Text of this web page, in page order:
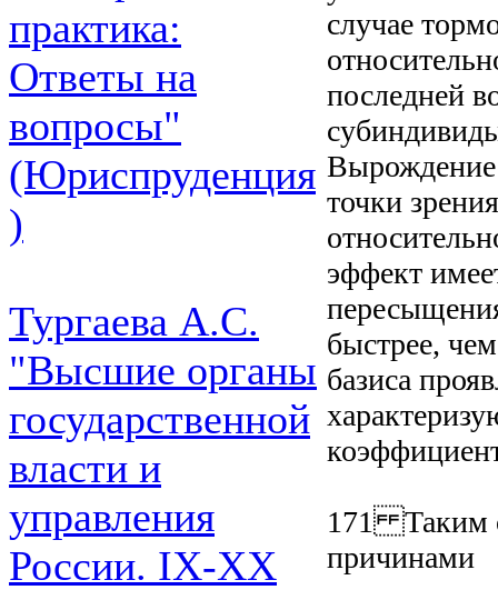
практика:
Ответы на
вопросы"
(Юриспруденция
)
Тургаева А.С.
"Высшие органы
государственной
власти и
управления
России. IХ-ХХ
случае
последней
Вырождение
точки
эффект
быстрее,
базиса
171 Таким
причинами